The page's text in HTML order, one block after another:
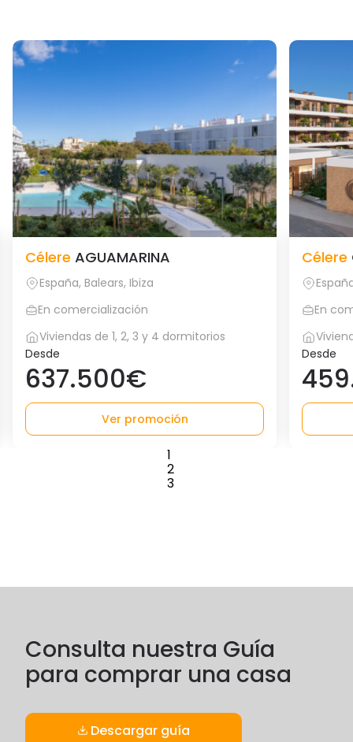
Célere AGUAMARINA
España, Balears, Ibiza
En comercialización
Viviendas de 1, 2, 3 y 4 dormitorios
Desde
637.500€
Ver promoción
Célere
En
Desde
1
2
3
Consulta nuestra Guía
para comprar una casa
Descargar guía